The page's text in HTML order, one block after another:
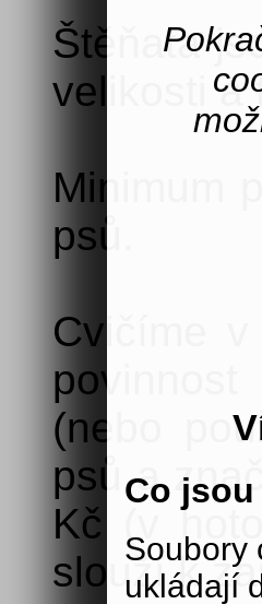
Co
Soubory
ukládají
Štěňata
velikosti a
Minimum
psů.
Cvičíme
(nebo
psů a
Kč (v
slouží k